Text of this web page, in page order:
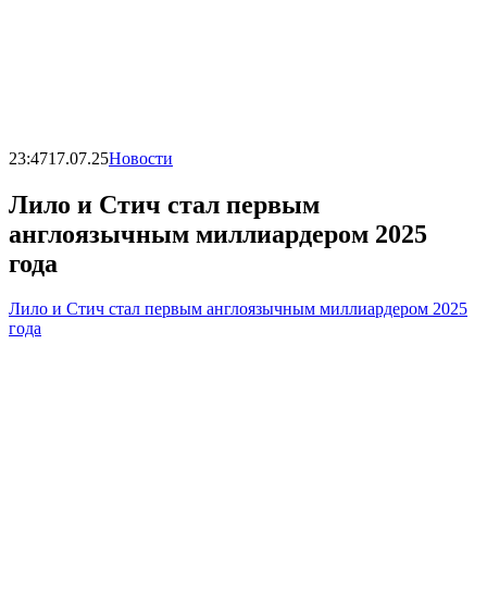
23:4717.07.25Новости
Лило и Стич стал первым
англоязычным миллиардером 2025
года
Лило и Стич стал первым англоязычным миллиардером 2025
года